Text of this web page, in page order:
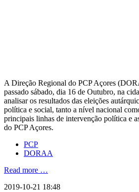
A Direção Regional do PCP Açores
passado sábado, dia 16 de Outubro, na
analisar os resultados das eleições
política e social, tanto a nível nacional
principais linhas de intervenção política e
do PCP Açores.
PCP
DORAA
Read more …
2019-10-21 18:48